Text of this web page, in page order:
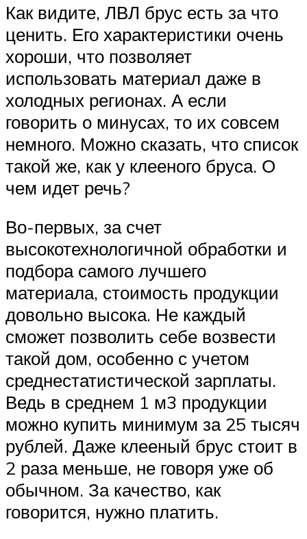
Как видите, ЛВЛ брус есть за что
ценить. Его характеристики очень
хороши, что позволяет
использовать материал даже в
холодных регионах. А если
говорить о минусах, то их совсем
немного. Можно сказать, что список
такой же, как у клееного бруса. О
чем идет речь?
Во-первых, за счет
высокотехнологичной обработки и
подбора самого лучшего
материала, стоимость продукции
довольно высока. Не каждый
сможет позволить себе возвести
такой дом, особенно с учетом
среднестатистической зарплаты.
Ведь в среднем 1 м3 продукции
можно купить минимум за 25 тысяч
рублей. Даже клееный брус стоит в
2 раза меньше, не говоря уже об
обычном. За качество, как
говорится, нужно платить.